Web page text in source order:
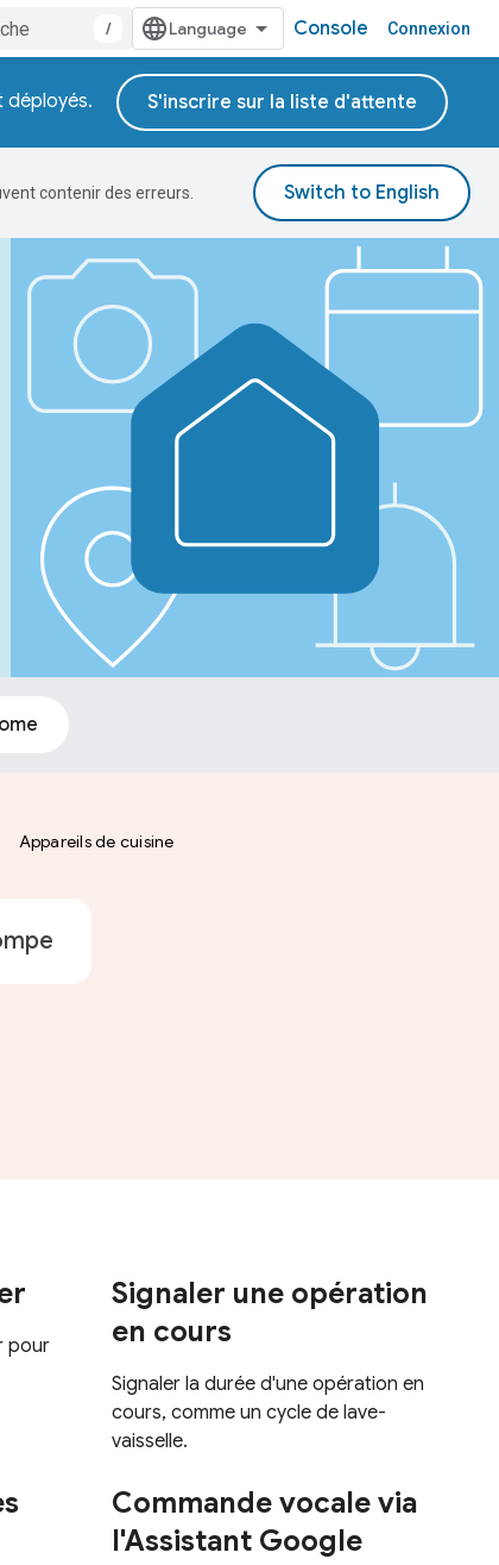
/ Console Connexion
déployés. S'inscrire sur la liste d'attente
contenir des erreurs.